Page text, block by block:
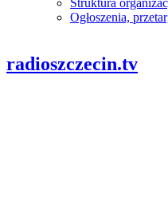
Struktura
Ogłoszenia,
radioszczecin.tv